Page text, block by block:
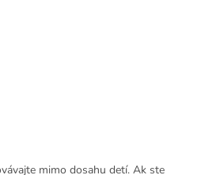
mimo dosahu detí. Ak ste